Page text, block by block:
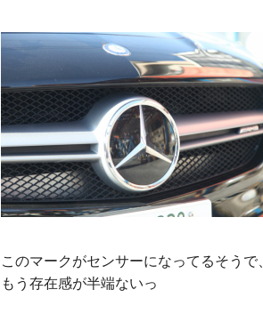
このマークがセンサーになってるそうで、
もう存在感が半端ないっ